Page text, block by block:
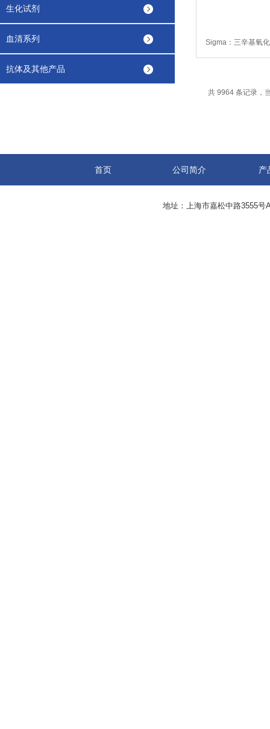
生化试剂
血清系列
抗体及其他产品
Sigma：三辛基氧
10G
共 9964 条记录，
首页 公司简介 产
地址：上海市嘉松中路3555